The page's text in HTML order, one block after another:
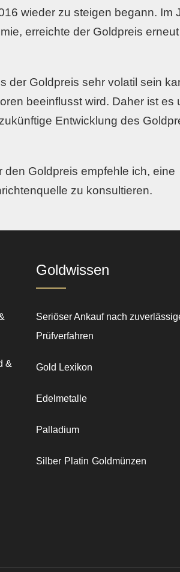
wieder zu steigen begann. Im
erreichte der Goldpreis erneut
der Goldpreis sehr volatil sein
beeinflusst wird. Daher ist es
Entwicklung des
Goldpreis empfehle ich, eine
zu konsultieren.
&
Goldwissen
Seriöser Ankauf nach
Prüfverfahren
Gold Lexikon
Edelmetalle
Palladium
Silber Platin Goldmünzen